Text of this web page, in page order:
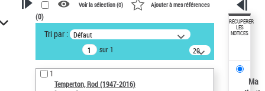
VOTRE RECHERCHE
Recherche avancée dans les
notices d’autorité
Œuvres liées à l'auteur :
Temperton, Rod (1947-2016)
Voir la sélection (0) Ajouter à mes références
(0)
Tri par : Défaut
sur 1
20
résultats/page
1
Temperton, Rod (1947-2016)
RÉCUPÉRER
LES
NOTICES
Ma